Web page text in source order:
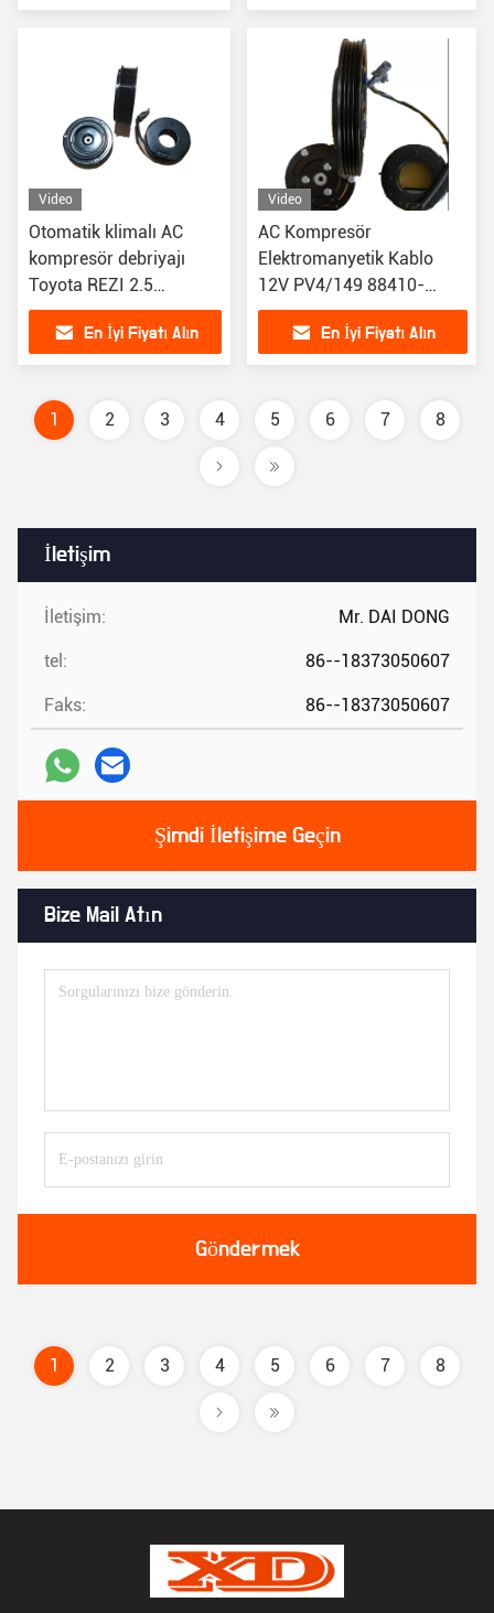
İletişim
İletişim: Mr. DAI DONG
tel: 86--18373050607
Faks: 86--18373050607
Şimdi İletişime Geçin
Bize Mail Atın
Göndermek
Video
Otomatik klimalı AC
kompresör debriyajı
Toyota REZI 2.5
Highlander 3.5
En İyi Fiyatı Alın
Video
AC Kompresör
Elektromanyetik Kablo
12V PV4/149 88410-
0K460 88410-0K480
En İyi Fiyatı Alın
1 2 3 4 5 6 7 8
1 2 3 4 5 6 7 8